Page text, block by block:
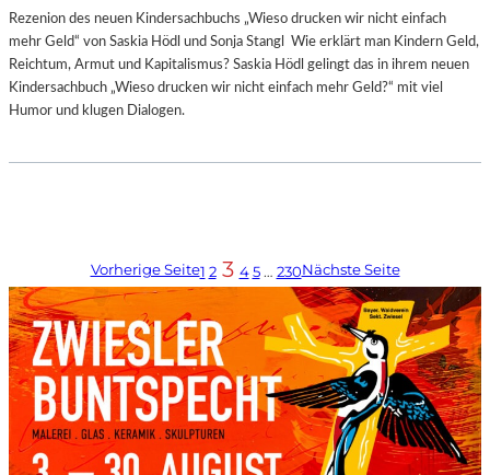
Rezenion des neuen Kindersachbuchs „Wieso drucken wir nicht einfach
mehr Geld“ von Saskia Hödl und Sonja Stangl Wie erklärt man Kindern Geld,
Reichtum, Armut und Kapitalismus? Saskia Hödl gelingt das in ihrem neuen
Kindersachbuch „Wieso drucken wir nicht einfach mehr Geld?“ mit viel
Humor und klugen Dialogen.
Vorherige Seite1 2 3 4 5 … 230Nächste Seite